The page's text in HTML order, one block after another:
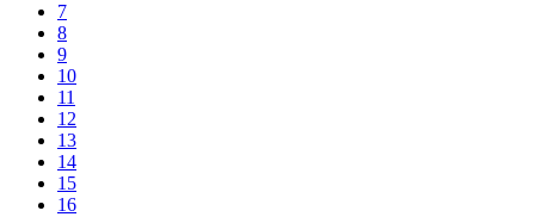
7
8
9
10
11
12
13
14
15
16